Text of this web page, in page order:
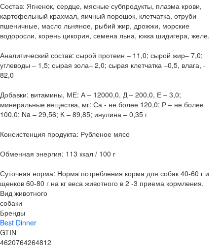
Состав: Ягненок, сердце, мясные субпродукты, плазма крови,
картофельный крахмал, яичный порошок, клетчатка, отруби
пшеничные, масло льняное, рыбий жир, дрожжи, морские
водоросли, корень цикория, семена льна, юкка шидигера, желе.
Аналитический состав: сырой протеин – 11,0; сырой жир– 7,0;
углеводы – 1,5; сырая зола– 2,0; сырая клетчатка –0,5, влага, -
82,0
Добавки: витамины, МЕ: А – 12000,0, Д – 200,0, Е – 3,0;
минеральные вещества, мг: Са - не более 120,0; Р – не более
100,0; Na – 29,56; K – 89,85; инулина – 0,35 г
Консистенция продукта: Рубленое мясо
Обменная энергия: 113 ккал / 100 г
Суточная норма: Норма потребления корма для собак 40-60 г и
щенков 60-80 г на кг веса животного в 2 -3 приема кормления.
Вид животного
собаки
Бренды
Best Dinner
GTIN
4620764264812